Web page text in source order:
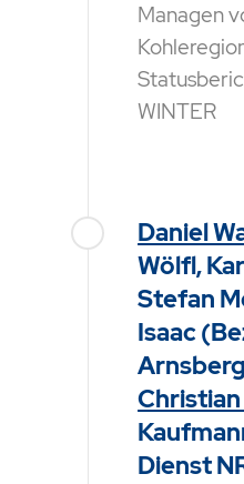
Managen
WINTER
Daniel
Wölfl,
Stefan
Isaac
Dienst